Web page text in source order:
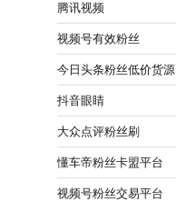
腾讯视频
视频号有效粉丝
今日头条粉丝低价货源
抖音眼睛
大众点评粉丝刷
懂车帝粉丝卡盟平台
视频号粉丝交易平台